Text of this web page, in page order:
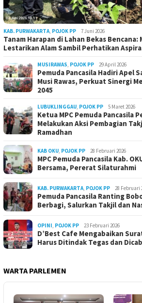
KAB. PURWAKARTA POJOK PP 7 Juni 2026
Tanam Harapan di Lahan Bekas Bencana:
Lestarikan Alam Sambil Perhatikan
MUSIRAWAS POJOK PP 29 April 2026
Pemuda Pancasila Hadiri Apel
Musi Rawas, Perkuat Sinergi
2045
LUBUKLINGGAU POJOK PP 5 Maret 2026
Ketua MPC Pemuda Pancasila
Melakukan Aksi Pembagian
Ramadhan
KAB OKU POJOK PP 28 Februari 2026
MPC Pemuda Pancasila Kab.
Bersama, Pererat Silaturahmi
KAB. PURWAKARTA POJOK PP 28 Februari
Pemuda Pancasila Ranting
Berbagi, Salurkan Takjil dan
OPINI POJOK PP 23 Februari 2026
D’Best Cafe Mengabaikan
Harus Ditindak Tegas dan
WARTA PARLEMEN